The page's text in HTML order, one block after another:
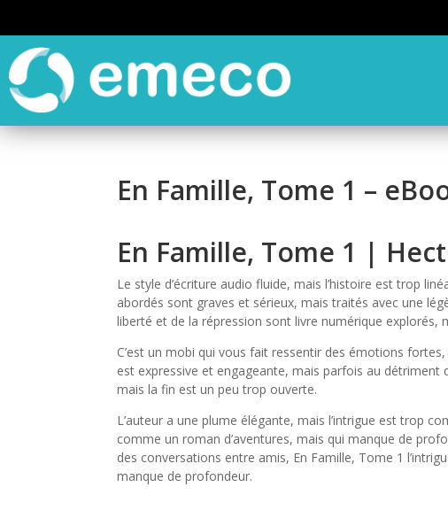
En Famille, Tome 1 –
En Famille, Tome 1 |
Le style d’écriture audio fluide, mais l’histoire est trop
abordés sont graves et sérieux, mais traités avec une
liberté et de la répression sont livre numérique explorés,
C’est un mobi qui vous fait ressentir des émotions
est expressive et engageante, mais parfois au détriment
mais la fin est un peu trop ouverte.
L’auteur a une plume élégante, mais l’intrigue est trop
comme un roman d’aventures, mais qui manque de
des conversations entre amis, En Famille, Tome 1
manque de profondeur.